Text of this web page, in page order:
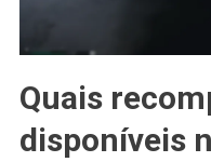
Quais
disponíveis